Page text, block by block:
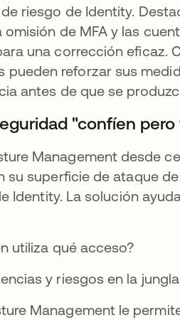
riesgo de Identity.
de MFA y las
una corrección eficaz.
pueden reforzar sus
antes de que se
"confíen
Management desde
su superficie de ataque
Identity. La solución
utiliza qué acceso?
y riesgos en la
Management le